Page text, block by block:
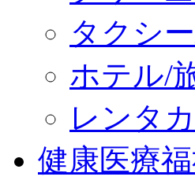
タクシ
ホテル/
レンタ
健康医療